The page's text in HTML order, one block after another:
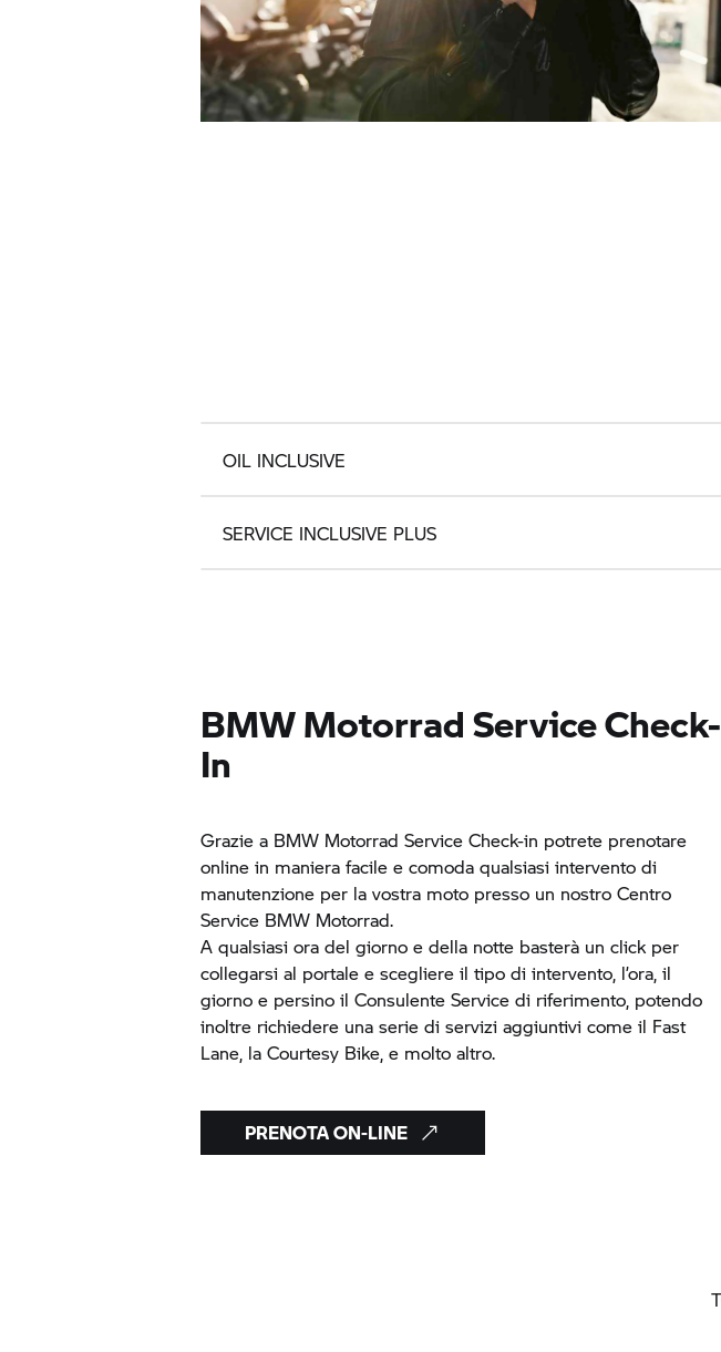
OIL INCLUSIVE
SERVICE INCLUSIVE PLUS
BMW MotorradService Check-
In
Grazie a BMW Motorrad Service Check-in potrete prenotare
online in maniera facile e comoda qualsiasi intervento di
manutenzione per la vostra moto presso un nostro Centro
Service BMW Motorrad.
A qualsiasi ora del giorno e della notte basterà un click per
collegarsi al portale e scegliere il tipo di intervento, l’ora, il
giorno e persino il Consulente Service di riferimento, potendo
inoltre richiedere una serie di servizi aggiuntivi come il Fast
Lane, la Courtesy Bike, e molto altro.
PRENOTA ON-LINE